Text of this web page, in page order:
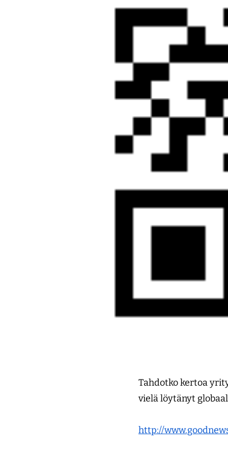
Tahdotko kertoa
vielä löytänyt
http://